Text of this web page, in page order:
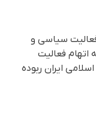
بە اتهام فعالیت سیاسی و
و ۳ شهروند به اتهام فعالیت
ایران ربوده